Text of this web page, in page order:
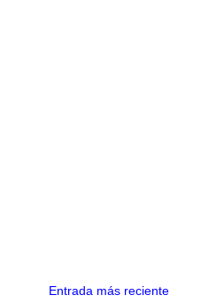
Entrada más reciente